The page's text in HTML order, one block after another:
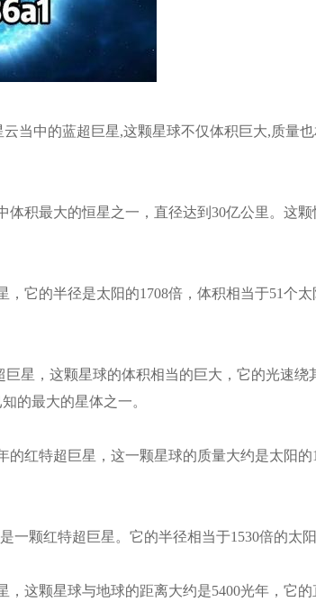
当中的蓝超巨星,这颗星球不仅体积巨大,质量
体积最大的恒星之一，直径达到30亿公里。
，它的半径是太阳的1708倍，体积相当于51个
星，这颗星球的体积相当的巨大，它的光速
的最大的星体之一。
的红特超巨星，这一颗星球的质量大约是太阳
一颗红特超巨星。它的半径相当于1530倍的
这颗星球与地球的距离大约是5400光年，它